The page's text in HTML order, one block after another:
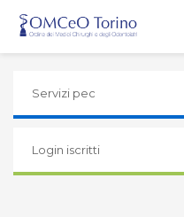
Servizi pec
Login iscritti